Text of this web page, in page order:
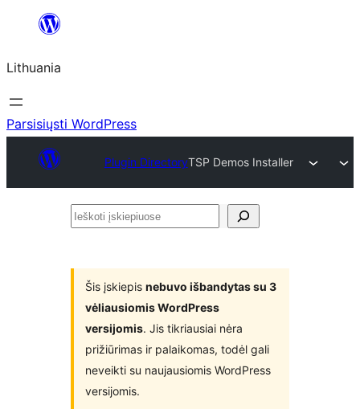
turinio
Lithuania
Parsisiųsti WordPress
Plugin DirectoryTSP Demos Installer
Ieškoti
Šis įskiepis nebuvo išbandytas su 3
vėliausiomis WordPress
versijomis. Jis tikriausiai nėra
prižiūrimas ir palaikomas, todėl gali
neveikti su naujausiomis WordPress
versijomis.